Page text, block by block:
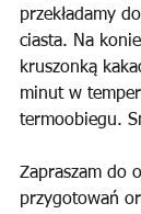
przekładamy
ciasta. Na
kruszonką
minut w
termoobiegu.
Zapraszam do
przygotowań